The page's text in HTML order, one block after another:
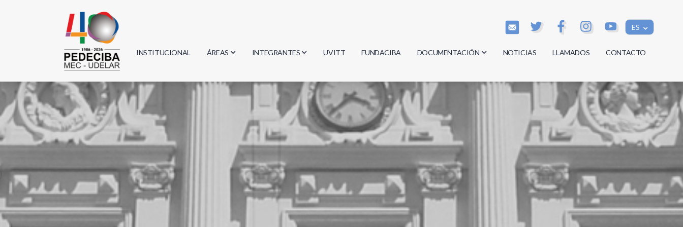
ES
INSTITUCIONAL ÁREAS
Biología
Informática
Matemática
INTEGRANTES
Investigadores
Estudiantes
Egresados
UVITT FUNDACIBA DOCUMENTACIÓN
Actas
Reglamentos
Documentos
NOTICIAS LLAMADOS CONTACTO